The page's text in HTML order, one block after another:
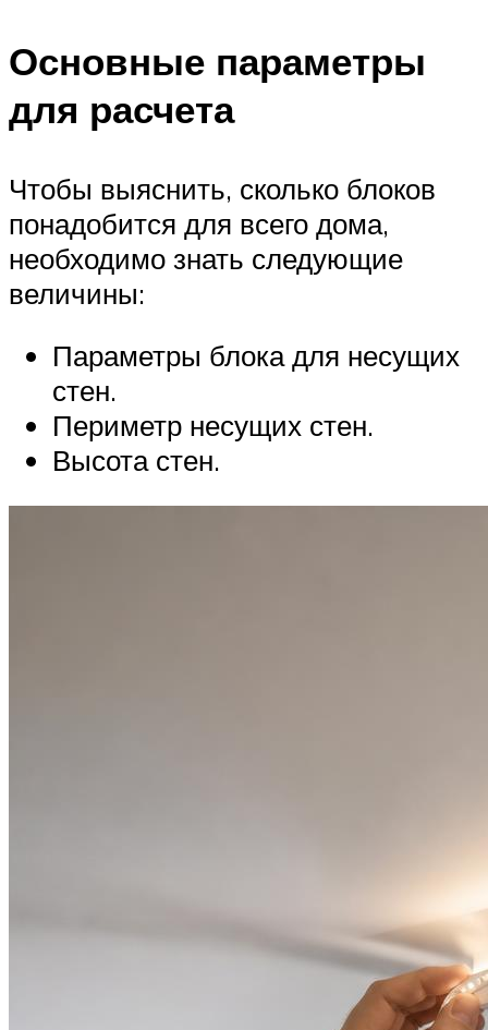
Основные параметры
для расчета
Чтобы выяснить, сколько блоков
понадобится для всего дома,
необходимо знать следующие
величины:
Параметры блока для несущих
стен.
Периметр несущих стен.
Высота стен.